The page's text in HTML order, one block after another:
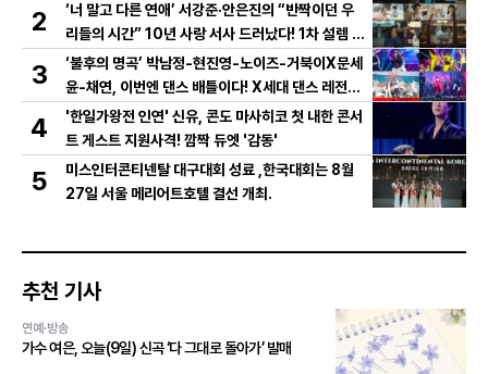
2
‘너 말고 다른 연애’ 서강준·안은진의 “반짝이던 우
리들의 시간” 10년 사랑 서사 드러났다! 1차 설렘 티
저 영상 공개!
3
‘불후의 명곡’ 박남정-현진영-노이즈-거북이X문세
윤-채연, 이번엔 댄스 배틀이다! X세대 댄스 레전드
총출동! 댄스 본능 깨운다!
4
'한일가왕전 인연' 신유, 콘도 마사히코 첫 내한 콘서
트 게스트 지원사격! 깜짝 듀엣 '감동'
5
미스인터콘티넨탈 대구대회 성료 ,한국대회는 8월
27일 서울 메리어트호텔 결선 개최.
추천 기사
연예·방송
가수 여은, 오늘(9일) 신곡 ‘다 그대로 돌아가’ 발매